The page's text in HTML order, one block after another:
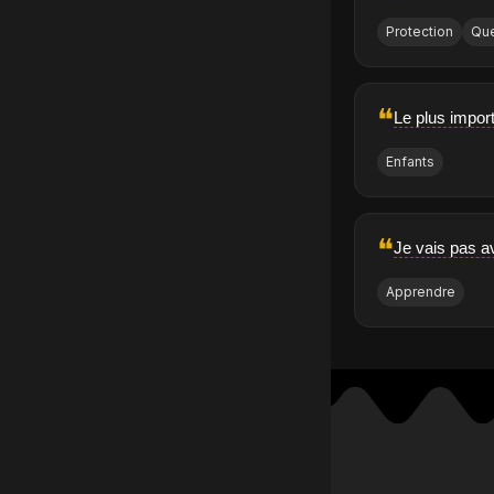
Protection
❝Le plus
Enfants
❝Je vais pas
Apprendre